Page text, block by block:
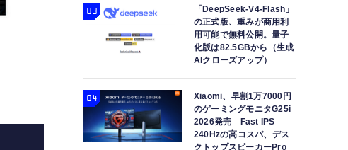
「DeepSeek-V4-Flash」
の正式版、重みが商用利
用可能で無料公開。量子
化版は82.5GBから（生成
AIクローズアップ）
Xiaomi、早割1万7000円
のゲーミングモニタG25i
2026発売 Fast IPS
240Hzの高コスパ、デス
クトップスピーカーPro